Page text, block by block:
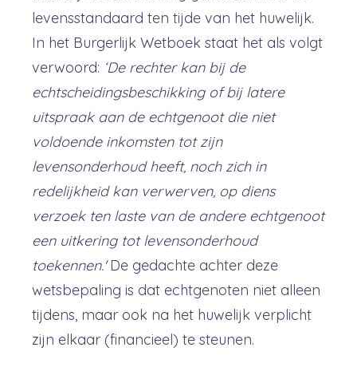
levensstandaard ten tijde van het huwelijk.
In het Burgerlijk Wetboek staat het als volgt
verwoord: ‘De rechter kan bij de
echtscheidingsbeschikking of bij latere
uitspraak aan de echtgenoot die niet
voldoende inkomsten tot zijn
levensonderhoud heeft, noch zich in
redelijkheid kan verwerven, op diens
verzoek ten laste van de andere echtgenoot
een uitkering tot levensonderhoud
toekennen.'De gedachte achter deze
wetsbepaling is dat echtgenoten niet alleen
tijdens, maar ook na het huwelijk verplicht
zijn elkaar (financieel) te steunen.